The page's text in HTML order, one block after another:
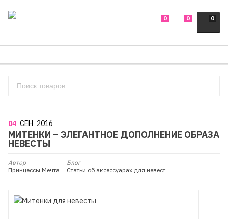
0
0 0
04 СЕН 2016
МИТЕНКИ – ЭЛЕГАНТНОЕ ДОПОЛНЕНИЕ ОБРАЗА
НЕВЕСТЫ
Автор
Принцессы Мечта
Блог
Статьи об аксессуарах для невест